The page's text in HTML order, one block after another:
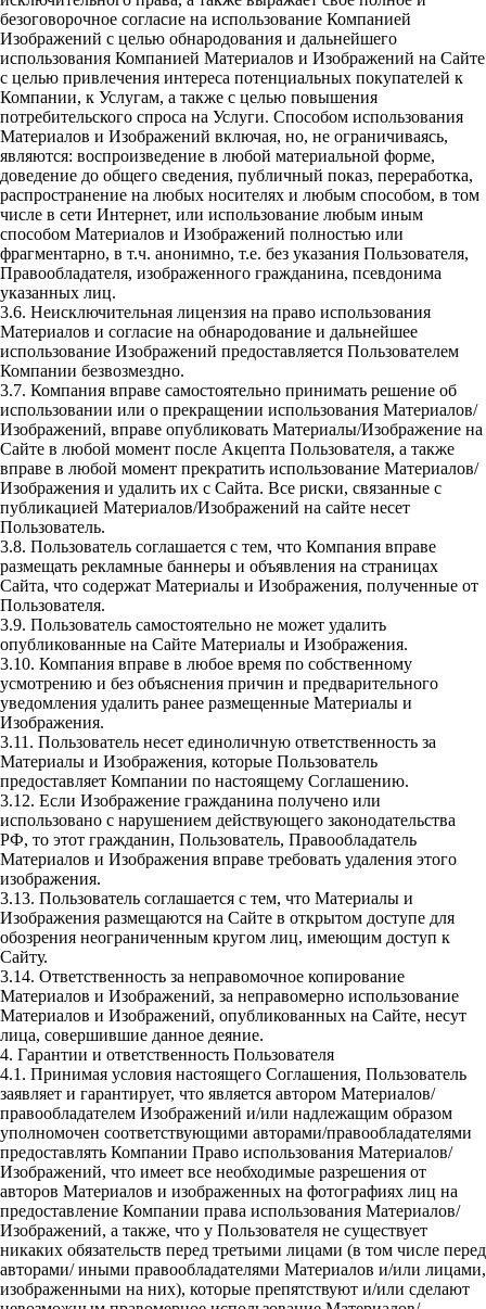
безоговорочное согласие на использование Компанией
Изображений с целью обнародования и дальнейшего
использования Компанией Материалов и Изображений на Сайте
с целью привлечения интереса потенциальных покупателей к
Компании, к Услугам, а также с целью повышения
потребительского спроса на Услуги. Способом использования
Материалов и Изображений включая, но, не ограничиваясь,
являются: воспроизведение в любой материальной форме,
доведение до общего сведения, публичный показ, переработка,
распространение на любых носителях и любым способом, в том
числе в сети Интернет, или использование любым иным
способом Материалов и Изображений полностью или
фрагментарно, в т.ч. анонимно, т.е. без указания Пользователя,
Правообладателя, изображенного гражданина, псевдонима
указанных лиц.
3.6. Неисключительная лицензия на право использования
Материалов и согласие на обнародование и дальнейшее
использование Изображений предоставляется Пользователем
Компании безвозмездно.
3.7. Компания вправе самостоятельно принимать решение об
использовании или о прекращении использования Материалов/
Изображений, вправе опубликовать Материалы/Изображение на
Сайте в любой момент после Акцепта Пользователя, а также
вправе в любой момент прекратить использование Материалов/
Изображения и удалить их с Сайта. Все риски, связанные с
публикацией Материалов/Изображений на сайте несет
Пользователь.
3.8. Пользователь соглашается с тем, что Компания вправе
размещать рекламные баннеры и объявления на страницах
Сайта, что содержат Материалы и Изображения, полученные от
Пользователя.
3.9. Пользователь самостоятельно не может удалить
опубликованные на Сайте Материалы и Изображения.
3.10. Компания вправе в любое время по собственному
усмотрению и без объяснения причин и предварительного
уведомления удалить ранее размещенные Материалы и
Изображения.
3.11. Пользователь несет единоличную ответственность за
Материалы и Изображения, которые Пользователь
предоставляет Компании по настоящему Соглашению.
3.12. Если Изображение гражданина получено или
использовано с нарушением действующего законодательства
РФ, то этот гражданин, Пользователь, Правообладатель
Материалов и Изображения вправе требовать удаления этого
изображения.
3.13. Пользователь соглашается с тем, что Материалы и
Изображения размещаются на Сайте в открытом доступе для
обозрения неограниченным кругом лиц, имеющим доступ к
Сайту.
3.14. Ответственность за неправомочное копирование
Материалов и Изображений, за неправомерно использование
Материалов и Изображений, опубликованных на Сайте, несут
лица, совершившие данное деяние.
4. Гарантии и ответственность Пользователя
4.1. Принимая условия настоящего Соглашения, Пользователь
заявляет и гарантирует, что является автором Материалов/
правообладателем Изображений и/или надлежащим образом
уполномочен соответствующими авторами/правообладателями
предоставлять Компании Право использования Материалов/
Изображений, что имеет все необходимые разрешения от
авторов Материалов и изображенных на фотографиях лиц на
предоставление Компании права использования Материалов/
Изображений, а также, что у Пользователя не существует
никаких обязательств перед третьими лицами (в том числе перед
авторами/ иными правообладателями Материалов и/или лицами,
изображенными на них), которые препятствуют и/или сделают